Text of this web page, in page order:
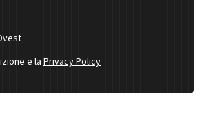
e la Privacy Policy